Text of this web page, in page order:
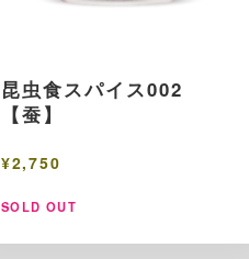
昆虫食スパイス002
【蚕】
¥2,750
SOLD OUT